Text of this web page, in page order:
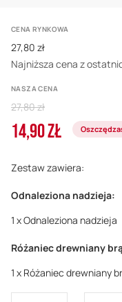
CENA RYNKOWA
27,80 zł
Najniższa cena z
NASZA CENA
Cena
14,90 ZŁ
Regular
Price
27,80 zł
Zestaw zawiera:
Odnaleziona nadzieja:
1 x Odnaleziona nadzieja
Różaniec drewniany
1 x Różaniec drewniany